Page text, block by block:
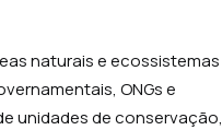
naturais e ecossistemas
ONGs e
unidades de conservação,